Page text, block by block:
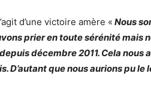
d’une victoire amère « Nous
prier en toute sérénité mais
décembre 2011. Cela nous
D’autant que nous aurions pu